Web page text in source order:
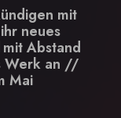
mit
neues
Abstand
Werk an //
Mai